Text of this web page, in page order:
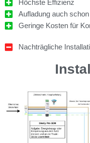
Höchste Effizienz
Aufladung auch
Geringe Kosten für
Nachträgliche